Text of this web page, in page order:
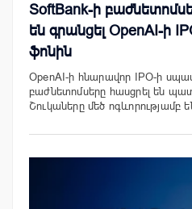
SoftBank-ի
են գրանցել OpenAI-ի
ֆոնին
OpenAI-ի հնարավոր IPO-ի
բաժնետոմսերը հասցրել են
Շուկաները մեծ ոգևորությամբ